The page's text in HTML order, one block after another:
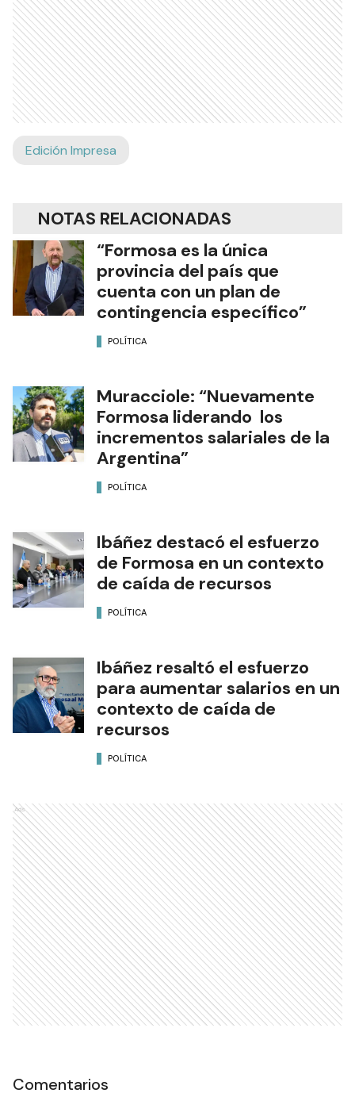
Edición Impresa
NOTAS RELACIONADAS
“Formosa es la única
provincia del país que
cuenta con un plan de
contingencia específico”
POLÍTICA
Muracciole: “Nuevamente
Formosa liderando los
incrementos salariales de la
Argentina”
POLÍTICA
Ibáñez destacó el esfuerzo
de Formosa en un contexto
de caída de recursos
POLÍTICA
Ibáñez resaltó el esfuerzo
para aumentar salarios en un
contexto de caída de
recursos
POLÍTICA
Ads
Comentarios